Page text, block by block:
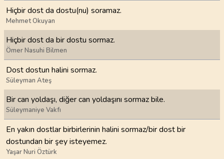
Hiçbir dost da dostu(nu) soramaz.
Mehmet Okuyan
Hiçbir dost da bir dostu sormaz.
Ömer Nasuhi Bilmen
Dost dostun halini sormaz.
Süleyman Ateş
Bir can yoldaşı, diğer can yoldaşını sormaz bile.
Süleymaniye Vakfı
En yakın dostlar birbirlerinin halini sormaz/bir dost bir
dostundan bir şey isteyemez.
Yaşar Nuri Öztürk